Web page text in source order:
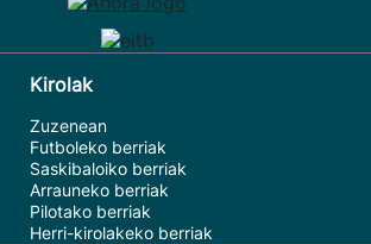
Kirolak
Zuzenean
Futboleko berriak
Saskibaloiko berriak
Arrauneko berriak
Pilotako berriak
Herri-kirolakeko berriak